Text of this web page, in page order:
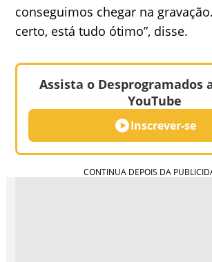
conseguimos chegar na
certo, está tudo ótimo”, disse.
Assista o Desprogramados
YouTube
Inscrever-se